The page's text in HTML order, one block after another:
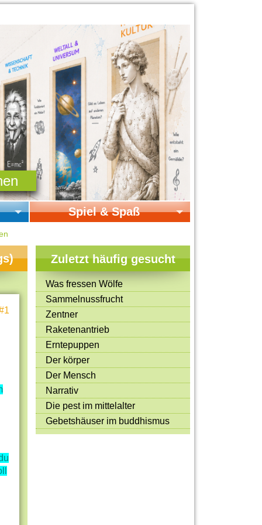
Spiel & Spaß
Online-Spiele
Mitmachen & Kreatives
Bücher & Filme
Quiz-Spiele
Spiele & Ideen
Jugendreporter
Rezeptideen
Game-Tests
Reisen, Events & Sport
E-Cards
Zuletzt häufig gesucht
Was fressen Wölfe
Sammelnussfrucht
Zentner
Raketenantrieb
Erntepuppen
Der körper
Der Mensch
Narrativ
Die pest im mittelalter
Gebetshäuser im buddhismus